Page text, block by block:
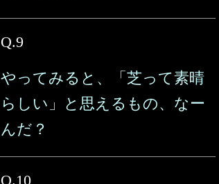
Q.9
やってみると、「芝って素晴
らしい」と思えるもの、なー
んだ？
Q.10